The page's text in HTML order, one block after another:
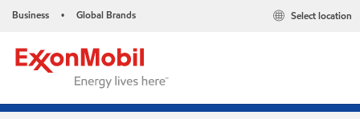
Business • Global Brands Select location